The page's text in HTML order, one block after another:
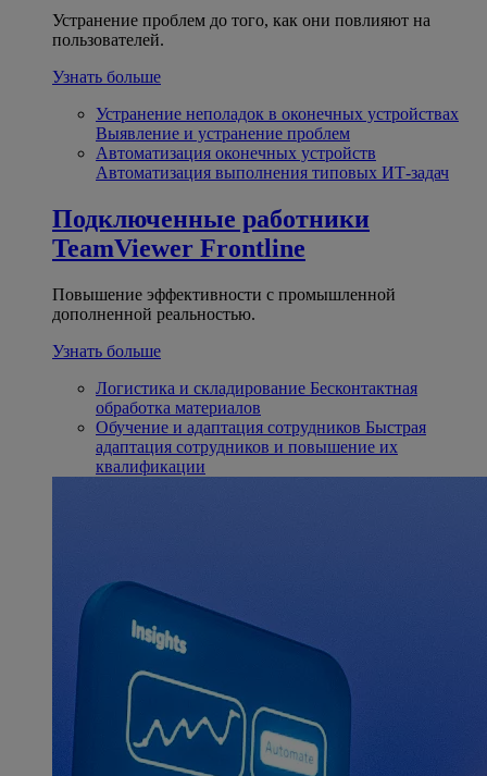
Устранение проблем до того, как они повлияют на
пользователей.
Узнать больше
Устранение неполадок в оконечных устройствах
Выявление и устранение проблем
Автоматизация оконечных устройств
Автоматизация выполнения типовых ИТ-задач
Подключенные работники
TeamViewer Frontline
Повышение эффективности с промышленной
дополненной реальностью.
Узнать больше
Логистика и складирование Бесконтактная
обработка материалов
Обучение и адаптация сотрудников Быстрая
адаптация сотрудников и повышение их
квалификации